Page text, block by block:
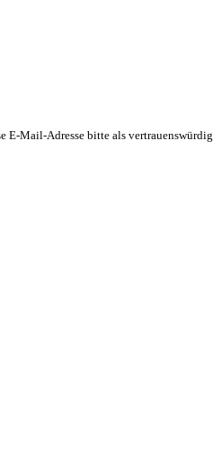
E-Mail-Adresse bitte als vertrauenswürdig.